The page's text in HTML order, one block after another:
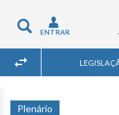
Toggle
navigation
ENTRAR
Plenário